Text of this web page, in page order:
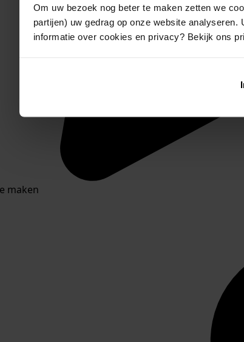
Om uw bezoek nog beter te maken zetten we
partijen) uw gedrag op onze website
informatie over cookies en privacy? Bekijk ons
maken